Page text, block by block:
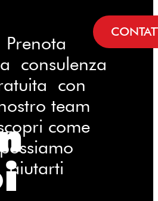
Prenota
consulenza
con
team
come
possiamo
aiutarti